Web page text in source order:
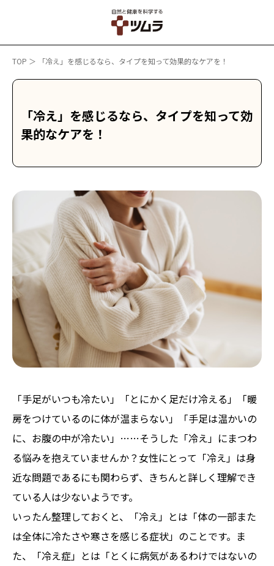
TOP ＞ 「冷え」を感じるなら、タイプを知って効果的なケアを！
「冷え」を感じるなら、タイプを知って効
果的なケアを！
「手足がいつも冷たい」「とにかく足だけ冷える」「暖
房をつけているのに体が温まらない」「手足は温かいの
に、お腹の中が冷たい」……そうした「冷え」にまつわ
る悩みを抱えていませんか？女性にとって「冷え」は身
近な問題であるにも関わらず、きちんと詳しく理解でき
ている人は少ないようです。
いったん整理しておくと、「冷え」とは「体の一部また
は全体に冷たさや寒さを感じる症状」のことです。ま
た、「冷え症」とは「とくに病気があるわけではないの